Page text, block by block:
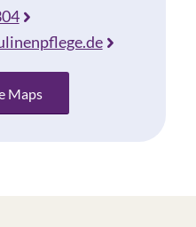
Maps